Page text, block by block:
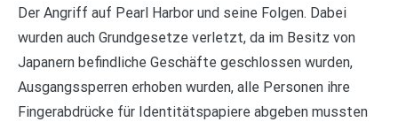
Der Angriff auf Pearl Harbor und seine Folgen. Dabei
wurden auch Grundgesetze verletzt, da im Besitz von
Japanern befindliche Geschäfte geschlossen wurden,
Ausgangssperren erhoben wurden, alle Personen ihre
Fingerabdrücke für Identitätspapiere abgeben mussten